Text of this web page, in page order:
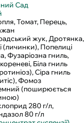
Сад
Томат, Перець,
жук, Дротянка,
(личинки), Попелиці
Фузаріозна гниль,
Біла гниль
Сіра гниль
Фомоз
(поширюється
280 г/л,
80 г/л